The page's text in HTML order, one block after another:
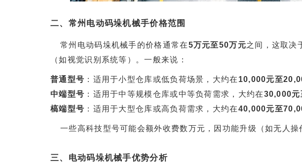
二、常州电动码垛机械手价格范围
常州电动码垛机械手的价格通常在5万元至50万元之间，这取决
（如视觉识别系统等）。一般来说：
普通型号 ：适用于小型仓库或低负荷场景，大约在 10,000元至
中端型号 ：适用于中等规模仓库或中等负荷需求，大约在30,000
槁端型号 ：适用于大型仓库或高负荷需求，大约在40,000元至
一些高科技型号可能会额外收费数万元，因功能升级（如无人操
三、电动码垛机械手优势分析